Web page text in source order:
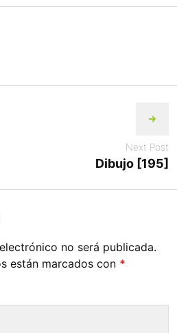
Next Post
Dibujo [195]
no será publicada.
están marcados con *